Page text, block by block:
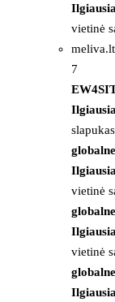
vietinė
meliva.lt
7
slapukas
vietinė
vietinė